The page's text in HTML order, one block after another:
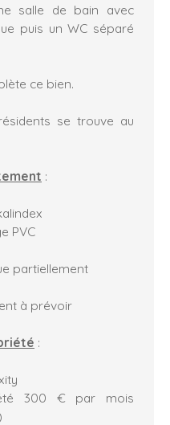
salle de bain avec
puis un WC séparé
ce bien.
se trouve au
:
PVC
partiellement
à prévoir
:
300 € par mois